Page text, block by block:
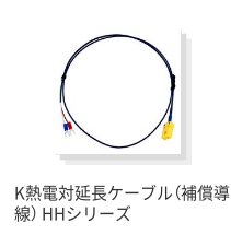
K熱電対延長ケーブル（補償導
線） HHシリーズ